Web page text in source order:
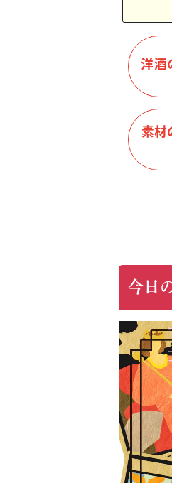
洋酒
素材
今日